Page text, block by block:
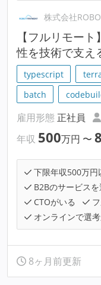
株式会社
【フルリモー
性を技術で支え
typescript
batch
雇用形態 正社員
年収 500万円 〜
下限年収500万円
B2Bのサービス
CTOがいる
オンラインで選
8ヶ月前更新